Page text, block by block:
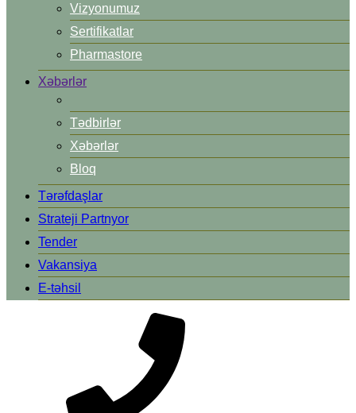
Vizyonumuz
Sertifikatlar
Pharmastore
Xəbərlər
Tədbirlər
Xəbərlər
Bloq
Tərəfdaşlar
Strateji Partnyor
Tender
Vakansiya
E-təhsil